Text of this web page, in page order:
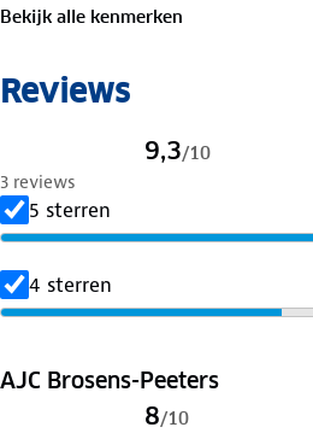
Bekijk alle kenmerken
Reviews
9,3/10
3 reviews
5 sterren
4 sterren
AJC Brosens-Peeters
8/10